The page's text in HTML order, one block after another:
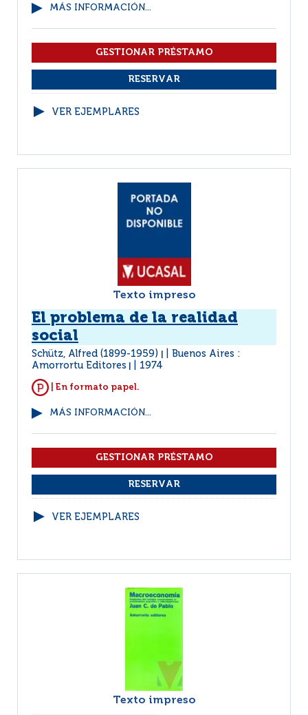
MÁS INFORMACIÓN...
VER EJEMPLARES
Texto impreso
El problema de la realidad
social
Schütz, Alfred (1899-1959)
Buenos Aires :
Amorrortu Editores
1974
| En formato papel.
MÁS INFORMACIÓN...
VER EJEMPLARES
Texto impreso